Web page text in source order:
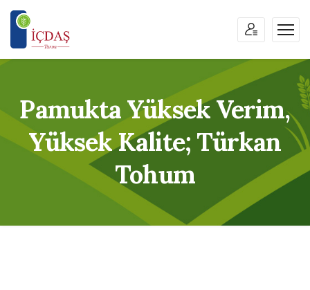
Pamukta Yüksek Verim,
Yüksek Kalite; Türkan
Tohum